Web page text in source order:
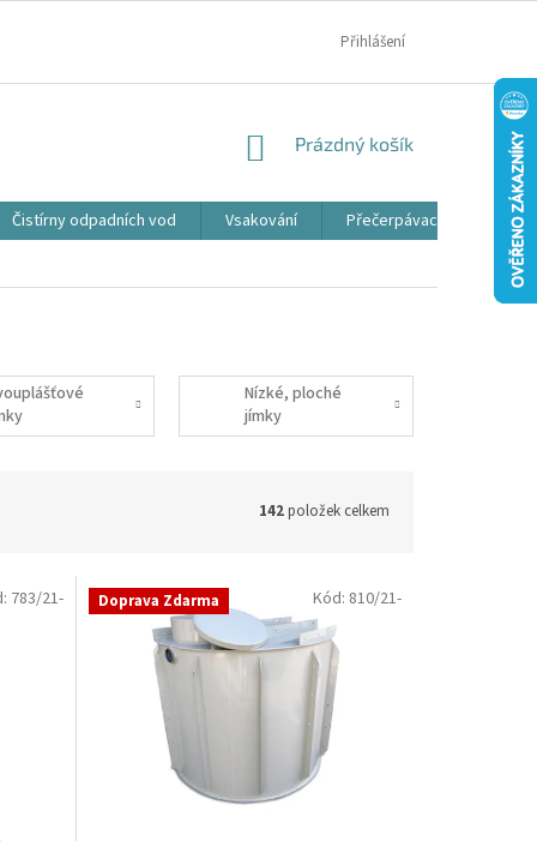
Přihlášení
NÁKUPNÍ
Prázdný košík
Čistírny odpadních vod Vsakování Přečerpávací jímky
Nízké, ploché
jímky
142položek celkem
783/21- Doprava Zdarma Kód: 810/21-